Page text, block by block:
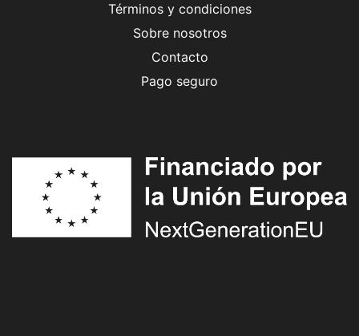
Términos y condiciones
Sobre nosotros
Contacto
Pago seguro